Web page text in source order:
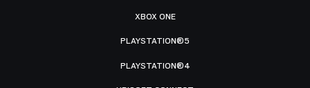
XBOX ONE
PLAYSTATION®5
PLAYSTATION®4